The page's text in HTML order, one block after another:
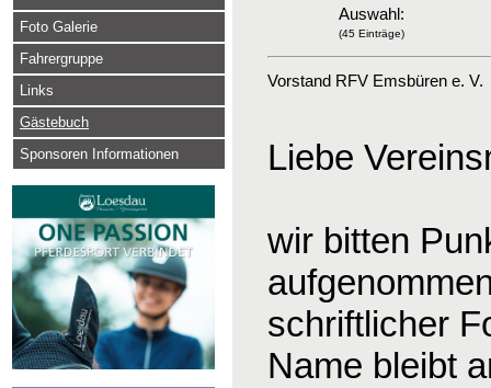
Foto Galerie
Fahrergruppe
Links
Gästebuch
Sponsoren Informationen
Auswahl:
(45 Einträge)
Vorstand RFV Emsbüren e. V.
Liebe
wir bitten
schriftlicher
Name bleibt